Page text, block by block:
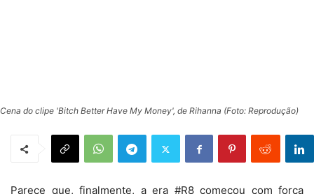
Cena do clipe 'Bitch Better Have My Money', de Rihanna (Foto: Reprodução)
Parece que, finalmente, a era #R8 começou com força